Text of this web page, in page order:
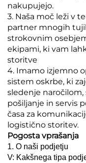
nakupujejo.
3. Naša moč leži v
partner mnogih
strokovnim
ekipami, ki vam
storitve
4. Imamo izjemno
sistem oskrbe, ki
sledenje naročilom,
pošiljanje in servis
časa za
logistično storitev.
Pogosta vprašanja
1. O naši podjetju
V: Kakšnega tipa